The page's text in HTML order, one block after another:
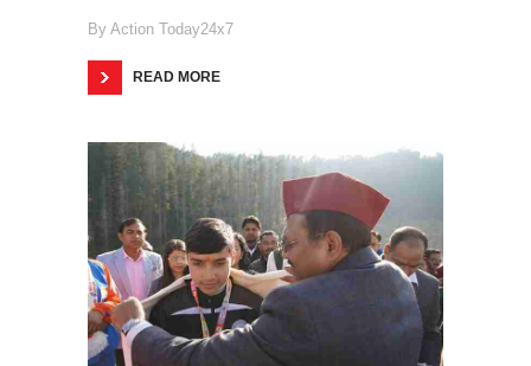
By Action Today24x7
READ MORE